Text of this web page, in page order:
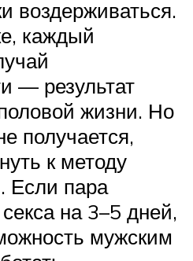
воздерживаться.
каждый
— результат
жизни. Но
получается,
к методу
Если пара
на 3–5 дней,
мужским